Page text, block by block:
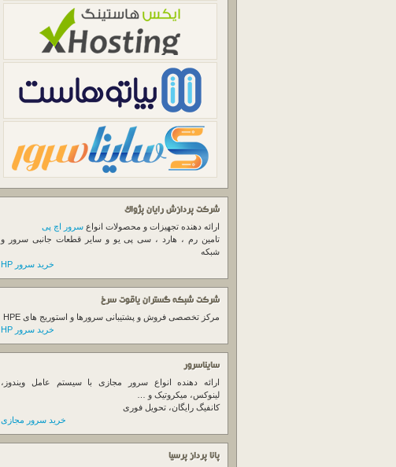
شرکت پردازش رایان پژواک
ارائه دهنده تجهیزات و محصولات انواع سرور اچ پی
تامین رم ، هارد ، سی پی یو و سایر قطعات جانبی سرور و
شبکه
خرید سرور HP
شرکت شبکه گستران یاقوت سرخ
مرکز تخصصی فروش و پشتیبانی سرورها و استوریج های HPE
خرید سرور HP
سایناسرور
ارائه دهنده انواع سرور مجازی با سیستم عامل ویندوز،
لینوکس، میکروتیک و …
کانفیگ رایگان، تحویل فوری
خرید سرور مجازی
پانا پرداز پرسیا